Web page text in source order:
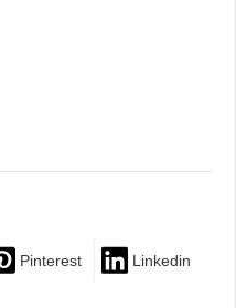
Pinterest Linkedin